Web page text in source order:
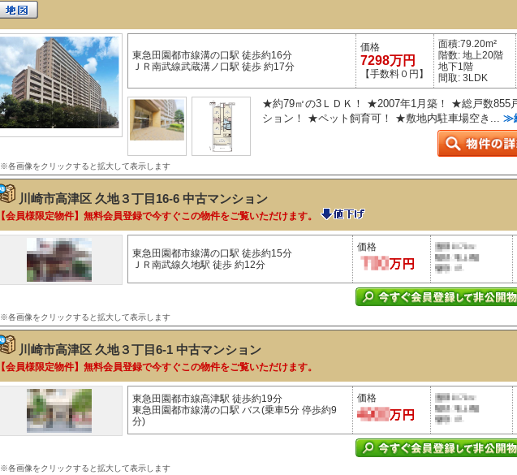
東急田園都市線溝の口駅 徒歩約16分
ＪＲ南武線武蔵溝ノ口駅 徒歩 約17分
価格
7298万円
【手数料０円】
面積:79.20m²
階数: 地上20階
地下1階
間取: 3LDK
★約79㎡の3ＬＤＫ！ ★2007年1月築！ ★総戸数855
ション！ ★ペット飼育可！ ★敷地内駐車場空き... ≫
※各画像をクリックすると拡大して表示します
川崎市高津区 久地３丁目16-6 中古マンション
【会員様限定物件】無料会員登録で今すぐこの物件をご覧いただけます。
東急田園都市線溝の口駅 徒歩約15分
ＪＲ南武線久地駅 徒歩 約12分
価格
※各画像をクリックすると拡大して表示します
川崎市高津区 久地３丁目6-1 中古マンション
【会員様限定物件】無料会員登録で今すぐこの物件をご覧いただけます。
東急田園都市線高津駅 徒歩約19分
東急田園都市線溝の口駅 バス(乗車5分 停歩約9
分)
価格
※各画像をクリックすると拡大して表示します